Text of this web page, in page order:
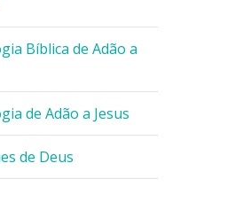
Bíblica de Adão a
de Adão a Jesus
de Deus